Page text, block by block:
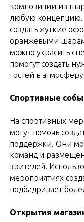
композиции из
любую концепцию.
создать жуткие
оранжевыми
можно украсить
помогут создать
гостей в
Спортивные
На спортивных
могут помочь
поддержки. Они
команд и
зрителей.
мероприятиях
подбадривает
Открытия